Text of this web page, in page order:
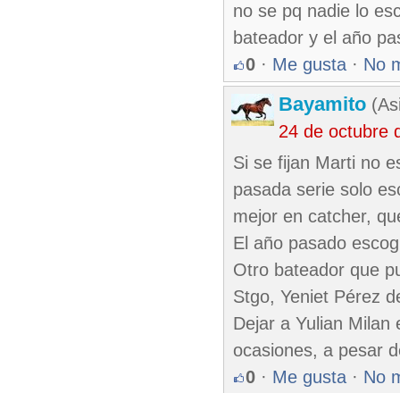
no se pq nadie lo
bateador y el año
0 · Me gusta · No
Bayamito
24 de octubre
Si se fijan Marti no
pasada serie solo
mejor en catcher,
El año pasado
Otro bateador que
Stgo, Yeniet Pérez
Dejar a Yulian
ocasiones, a pesar
0 · Me gusta · No